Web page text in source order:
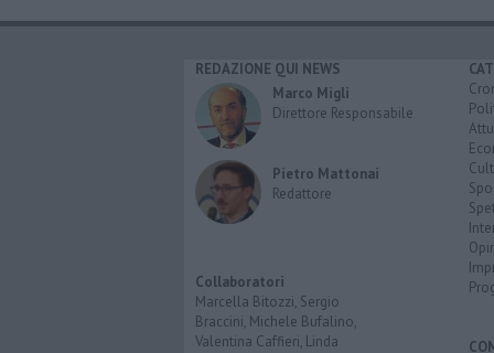
REDAZIONE QUI NEWS
Marco Migli
Direttore Responsabile
Pietro Mattonai
Redattore
Collaboratori
Marcella Bitozzi, Sergio
Braccini, Michele Bufalino,
Valentina Caffieri, Linda